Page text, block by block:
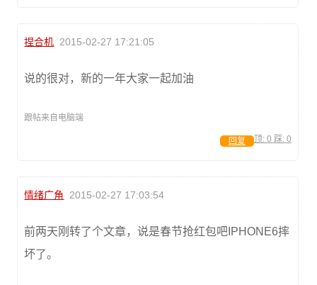
捏合机 2015-02-27 17:21:05
说的很对，新的一年大家一起加油
跟帖来自电脑端
顶: 0 踩: 0
回复
情绪广角 2015-02-27 17:03:54
前两天刚转了个文章，说是春节抢红包吧IPHONE6摔
坏了。